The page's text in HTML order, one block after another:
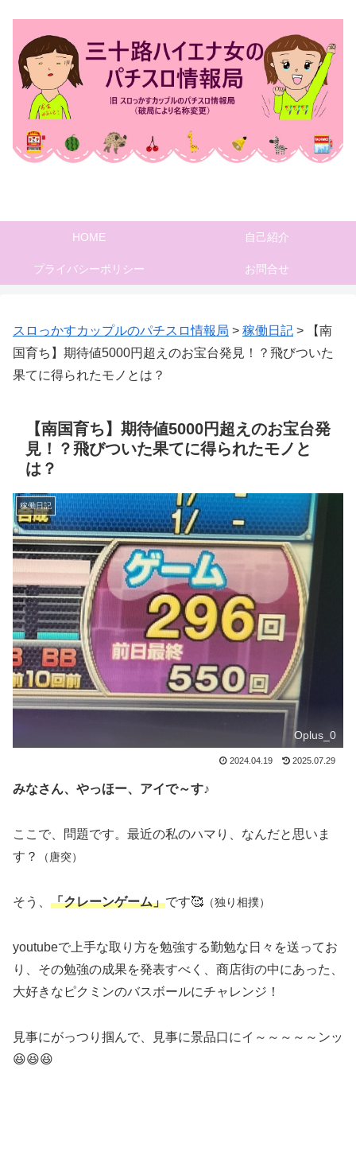
HOME 自己紹介
プライバシーポリシー お問合せ
スロっかすカップルのパチスロ情報局 > 稼働日記 >
【南
国育ち】期待値5000円超えのお宝台発見！？飛びついた
果てに得られたモノとは？
【南国育ち】期待値5000円超えのお宝台発
見！？飛びついた果てに得られたモノと
は？
稼働日記
Oplus_0
2024.04.19 2025.07.29
みなさん、やっほー、アイで～す♪
ここで、問題です。最近の私のハマり、なんだと思いま
す？
（唐突）
そう、 「クレーンゲーム」です🥰 （独り相撲）
youtubeで上手な取り方を勉強する勤勉な日々を送ってお
り、その勉強の成果を発表すべく、商店街の中にあった、
大好きなピクミンのバスボールにチャレンジ！
見事にがっつり掴んで、見事に景品口にイ～～～～～ンッ
😆😆😆